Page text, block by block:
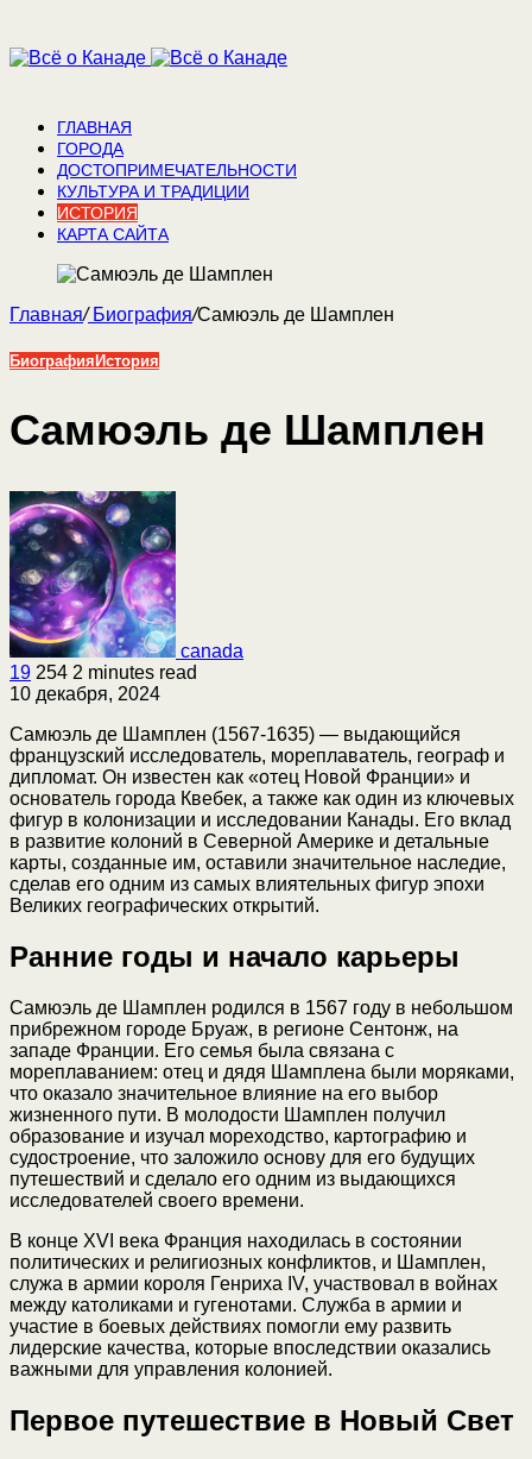
ГЛАВНАЯ
ГОРОДА
ДОСТОПРИМЕЧАТЕЛЬНОСТИ
КУЛЬТУРА И ТРАДИЦИИ
ИСТОРИЯ
КАРТА САЙТА
Главная/Биография/Самюэль де Шамплен
Биография История
Самюэль де Шамплен
canada
19 254 2 minutes read
10 декабря, 2024
Самюэль де Шамплен (1567-1635) — выдающийся
французский исследователь, мореплаватель, географ и
дипломат. Он известен как «отец Новой Франции» и
основатель города Квебек, а также как один из ключевых
фигур в колонизации и исследовании Канады. Его вклад
в развитие колоний в Северной Америке и детальные
карты, созданные им, оставили значительное наследие,
сделав его одним из самых влиятельных фигур эпохи
Великих географических открытий.
Ранние годы и начало карьеры
Самюэль де Шамплен родился в 1567 году в небольшом
прибрежном городе Бруаж, в регионе Сентонж, на
западе Франции. Его семья была связана с
мореплаванием: отец и дядя Шамплена были моряками,
что оказало значительное влияние на его выбор
жизненного пути. В молодости Шамплен получил
образование и изучал мореходство, картографию и
судостроение, что заложило основу для его будущих
путешествий и сделало его одним из выдающихся
исследователей своего времени.
В конце XVI века Франция находилась в состоянии
политических и религиозных конфликтов, и Шамплен,
служа в армии короля Генриха IV, участвовал в войнах
между католиками и гугенотами. Служба в армии и
участие в боевых действиях помогли ему развить
лидерские качества, которые впоследствии оказались
важными для управления колонией.
Первое путешествие в Новый Свет